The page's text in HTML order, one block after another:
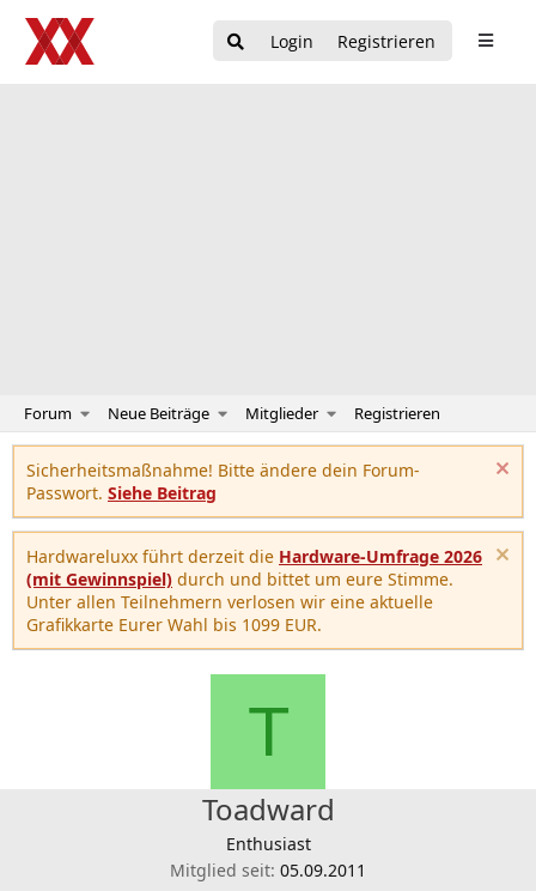
Login Registrieren
Forum Neue Beiträge Mitglieder Registrieren
Sicherheitsmaßnahme! Bitte ändere dein Forum-
Passwort. Siehe Beitrag
Hardwareluxx führt derzeit die Hardware-Umfrage 2026
(mit Gewinnspiel) durch und bittet um eure Stimme.
Unter allen Teilnehmern verlosen wir eine aktuelle
Grafikkarte Eurer Wahl bis 1099 EUR.
T
Toadward
Enthusiast
Mitglied seit 05.09.2011